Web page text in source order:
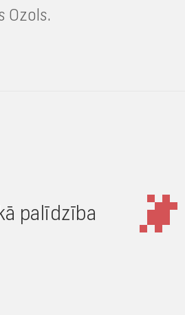
Ozols.
palīdzība